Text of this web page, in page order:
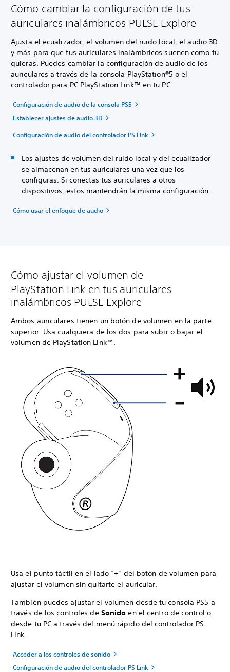
Cómo cambiar la configuración de tus
auriculares inalámbricos PULSE Explore
Ajusta el ecualizador, el volumen del ruido local, el audio 3D
y más para que tus auriculares inalámbricos suenen como tú
quieras. Puedes cambiar la configuración de audio de los
auriculares a través de la consola PlayStation®5 o el
controlador para PC PlayStation Link™ en tu PC.
Configuración de audio de la consola PS5
Establecer ajustes de audio 3D
Configuración de audio del controlador PS Link
Los ajustes de volumen del ruido local y del ecualizador
se almacenan en tus auriculares una vez que los
configuras. Si conectas tus auriculares a otros
dispositivos, estos mantendrán la misma configuración.
Cómo usar el enfoque de audio
Cómo ajustar el volumen de
PlayStation Link en tus auriculares
inalámbricos PULSE Explore
Ambos auriculares tienen un botón de volumen en la parte
superior. Usa cualquiera de los dos para subir o bajar el
volumen de PlayStation Link™.
Usa el punto táctil en el lado “+” del botón de volumen para
ajustar el volumen sin quitarte el auricular.
También puedes ajustar el volumen desde tu consola PS5 a
través de los controles de Sonidoen el centro de control o
desde tu PC a través del menú rápido del controlador PS
Link.
Acceder a los controles de sonido
Configuración de audio del controlador PS Link